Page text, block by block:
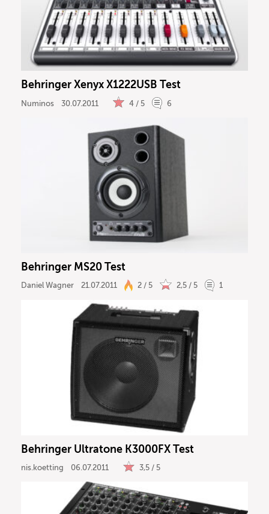
Behringer Xenyx X1222USB Test
Numinos 30.07.2011 4 / 5 6
Behringer MS20 Test
Daniel Wagner 21.07.2011 2 / 5 2,5 / 5 1
Behringer Ultratone K3000FX Test
nis.koetting 06.07.2011 3,5 / 5